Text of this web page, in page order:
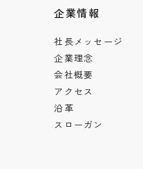
企業情報
社長メッセージ
企業理念
会社概要
アクセス
沿革
スローガン